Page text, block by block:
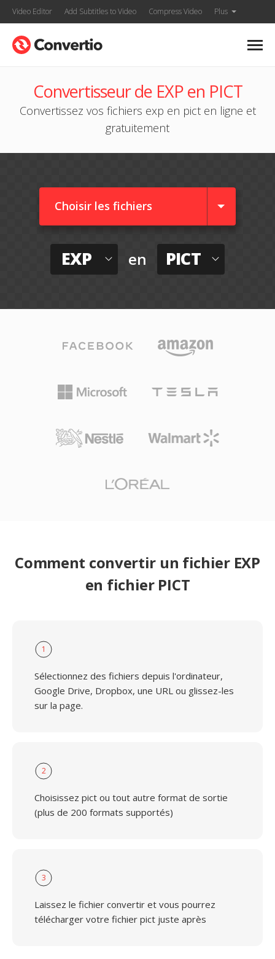
Video Editor Add Subtitles to Video Compress Video Plus
Convertisseur de EXP en PICT
Convertissez vos fichiers exp en pict en ligne et
gratuitement
Choisir les fichiers
EXP en PICT
Comment convertir un fichier EXP
en fichier PICT
1
Sélectionnez des fichiers depuis l'ordinateur,
Google Drive, Dropbox, une URL ou glissez-les
sur la page.
2
Choisissez pict ou tout autre format de sortie
(plus de 200 formats supportés)
3
Laissez le fichier convertir et vous pourrez
télécharger votre fichier pict juste après